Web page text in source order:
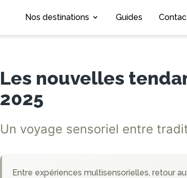
Nos destinations Guides
Les nouvelles
2025
Un voyage sensoriel entre
Entre expériences multisensorielles, retour